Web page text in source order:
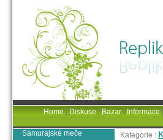
Kategorie :
Samurajské meče
Home|Diskuse|Bazar|Informace